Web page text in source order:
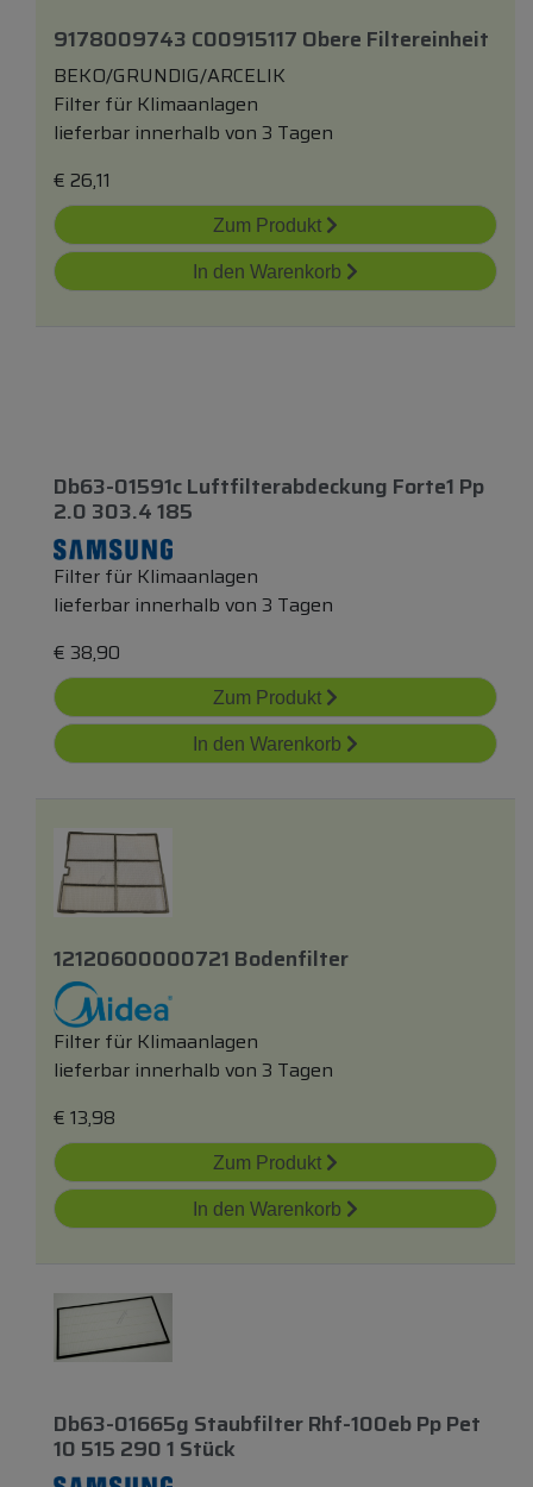
9178009743 C00915117 Obere Filtereinheit
BEKO/GRUNDIG/ARCELIK
Filter für Klimaanlagen
lieferbar innerhalb von 3 Tagen
€ 26,11
Zum Produkt
In den Warenkorb
Db63-01591c Luftfilterabdeckung Forte1 Pp
2.0 303.4 185
Filter für Klimaanlagen
lieferbar innerhalb von 3 Tagen
€ 38,90
Zum Produkt
In den Warenkorb
12120600000721 Bodenfilter
Filter für Klimaanlagen
lieferbar innerhalb von 3 Tagen
€ 13,98
Zum Produkt
In den Warenkorb
Db63-01665g Staubfilter Rhf-100eb Pp Pet
10 515 290 1 Stück